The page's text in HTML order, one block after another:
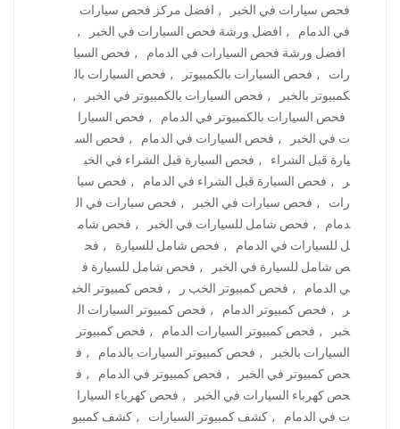
فحص سيارات في الخبر
, افضل مركز فحص سيارات
في الدمام
, افضل ورشة فحص السيارات في الخبر
,
افضل ورشة فحص السيارات في الدمام
, فحص السيا
رات
, فحص السيارات بالكمبيوتر , فحص السيارات بال
كمبيوتر بالخبر
, فحص السيارات بالكمبيوتر في الخبر
,
فحص السيارات بالكمبيوتر في الدمام
, فحص السيارا
ت في الخبر
, فحص السيارات في الدمام , فحص الس
يارة قبل الشراء
, فحص السيارة قبل الشراء في الخب
ر
, فحص السيارة قبل الشراء في الدمام , فحص سيا
رات
, فحص سيارات في الخبر , فحص سيارات في ال
دمام
, فحص شامل للسيارات في الخبر , فحص شام
ل للسيارات في الدمام
, فحص شامل للسيارة , فح
ص شامل للسيارة في الخبر
, فحص شامل للسيارة ف
ي الدمام
, فحص كمبيوتر الخب ر , فحص كمبيوتر الخب
ر
, فحص كمبيوتر الدمام , فحص كمبيوتر السيارات ال
خبر
, فحص كمبيوتر السيارات الدمام , فحص كمبيوتر
السيارات بالخبر
, فحص كمبيوتر السيارات بالدمام , ف
حص كمبيوتر في الخبر
, فحص كمبيوتر في الدمام , ف
حص كهرباء السيارات في الخبر
, فحص كهرباء السيارا
ت في الدمام
, كشف كمبيوتر السيارات , كشف كمبيو